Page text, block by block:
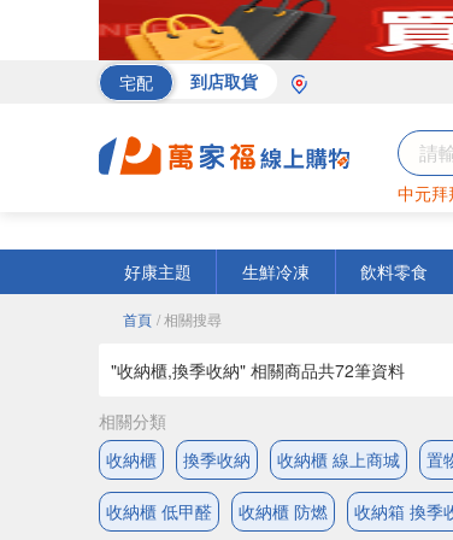
宅配 到店取貨
中元拜
好康主題
生鮮冷凍 飲料零食
首頁 / 相關搜尋
"收納櫃,換季收納" 相關商品共72筆資料
相關分類
收納櫃
換季收納 收納櫃 線上商城 置
收納櫃 低甲醛 收納櫃 防燃 收納箱 換季